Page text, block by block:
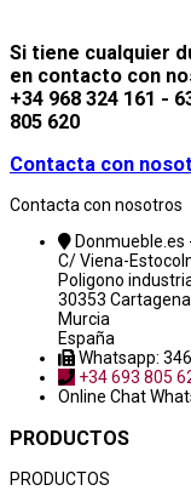
Si tiene cualquier
en contacto con
+34 968 324 161 -
805 620
Contacta con
Contacta con nosotros
Donmueble.es
C/ Viena-
Poligono
30353 Cartagena
Murcia
España
Whatsapp:
+34 693 805
Online Chat
PRODUCTOS
PRODUCTOS